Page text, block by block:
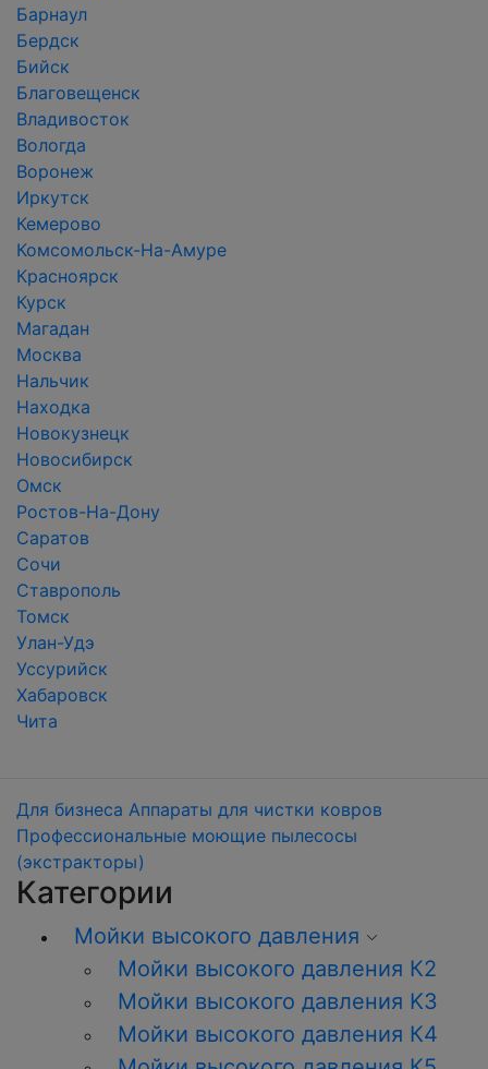
Барнаул
Бердск
Бийск
Благовещенск
Владивосток
Вологда
Воронеж
Иркутск
Кемерово
Комсомольск-На-Амуре
Красноярск
Курск
Магадан
Москва
Нальчик
Находка
Новокузнецк
Новосибирск
Омск
Ростов-На-Дону
Саратов
Сочи
Ставрополь
Томск
Улан-Удэ
Уссурийск
Хабаровск
Чита
Для бизнеса Аппараты для чистки ковров
Профессиональные моющие пылесосы
(экстракторы)
Категории
Мойки высокого давления
Мойки высокого давления К2
Мойки высокого давления K3
Мойки высокого давления К4